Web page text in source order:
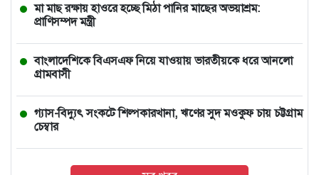
মা মাছ রক্ষায় হাওরে হচ্ছে মিঠা পানির মাছের অভয়াশ্রম:
প্রাণিসম্পদ মন্ত্রী
বাংলাদেশিকে বিএসএফ নিয়ে যাওয়ায় ভারতীয়কে ধরে আনলো
গ্রামবাসী
গ্যাস-বিদ্যুৎ সংকটে শিল্পকারখানা, ঋণের সুদ মওকুফ চায় চট্টগ্রাম
চেম্বার
ঢাকা মেট্রোর সঙ্গে নতুন পার্টনারশিপে শক্তিশালীভাবে ফিরছে